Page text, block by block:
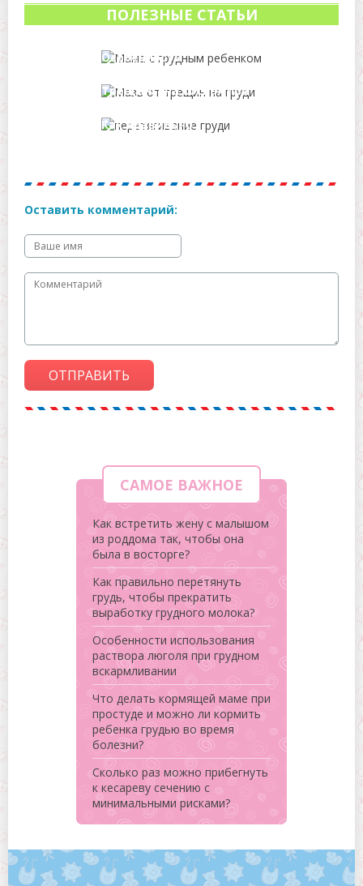
ПОЛЕЗНЫЕ СТАТЬИ
Особенности
люголя при грудном
Трещины на сосках при
какой крем или мазь
Как правильно
Оставить комментарий:
ОТПРАВИТЬ
САМОЕ ВАЖНОЕ
Как встретить жену с малышом
из роддома так, чтобы она
была в восторге?
Как правильно перетянуть
грудь, чтобы прекратить
выработку грудного молока?
Особенности использования
раствора люголя при грудном
вскармливании
Что делать кормящей маме при
простуде и можно ли кормить
ребенка грудью во время
болезни?
Сколько раз можно прибегнуть
к кесареву сечению с
минимальными рисками?